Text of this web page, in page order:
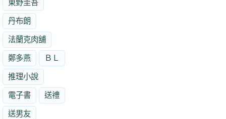
東野圭吾
丹布朗
法蘭克肉舖
鄭多燕 ＢＬ
推理小說
電子書 送禮
送男友